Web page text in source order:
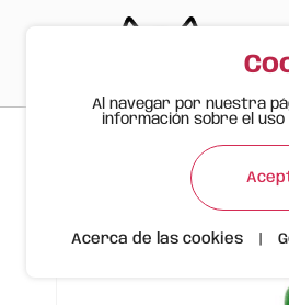
Productos > >
Al navegar por nuestra
información sobre el uso
Acerca de las cookies